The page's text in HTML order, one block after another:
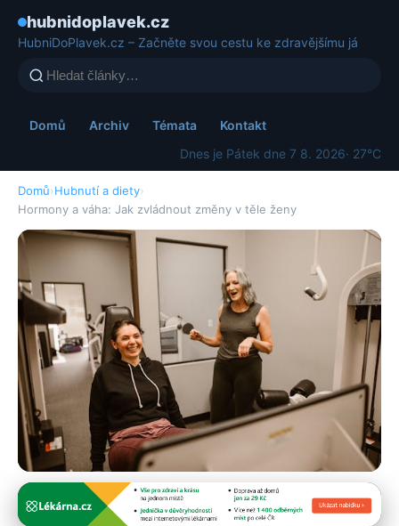
hubnidoplavek.cz
HubniDoPlavek.cz – Začněte svou cestu ke zdravějšímu já
Domů Archiv Témata
Kontakt
Dnes je Pátek dne 7 8. 2026· 27°C
Domů›Hubnutí a diety›
Hormony a váha: Jak zvládnout změny v těle ženy
Hubnutí a diety